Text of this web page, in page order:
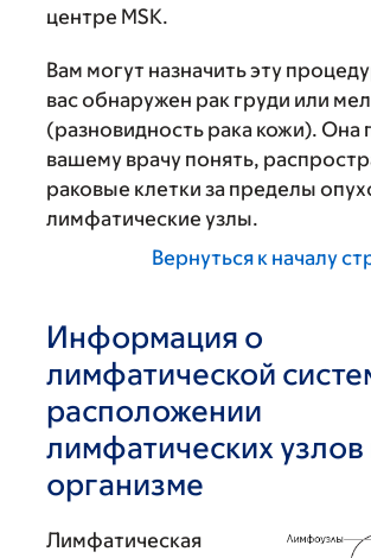
центре MSK.
Вам могут назначить эту
вас обнаружен рак груди или
(разновидность рака кожи). Она
вашему врачу понять,
раковые клетки за пределы
лимфатические узлы.
Вернуться к началу
Информация о
лимфатической
расположении
лимфатических узлов
организме
Лимфатическая